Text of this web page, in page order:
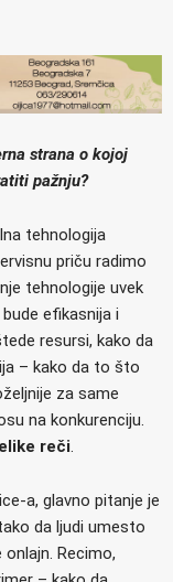
strana o kojoj
pažnju?
tehnologija
priču radimo
tehnologije uvek
efikasnija i
resursi, kako da
– kako da to što
za same
na konkurenciju.
reči.
a, glavno pitanje je
da ljudi umesto
Recimo,